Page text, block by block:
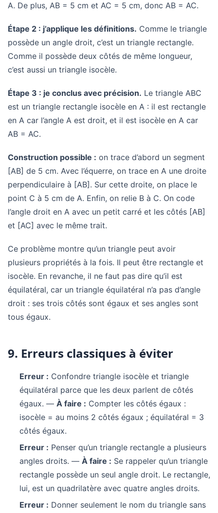
A. De plus, AB = 5 cm et AC = 5 cm, donc AB = AC.
Étape 2 : j’applique les définitions. Comme le triangle
possède un angle droit, c’est un triangle rectangle.
Comme il possède deux côtés de même longueur,
c’est aussi un triangle isocèle.
Étape 3 : je conclus avec précision. Le triangle ABC
est un triangle rectangle isocèle en A : il est rectangle
en A car l’angle A est droit, et il est isocèle en A car
AB = AC.
Construction possible : on trace d’abord un segment
[AB] de 5 cm. Avec l’équerre, on trace en A une droite
perpendiculaire à [AB]. Sur cette droite, on place le
point C à 5 cm de A. Enfin, on relie B à C. On code
l’angle droit en A avec un petit carré et les côtés [AB]
et [AC] avec le même trait.
Ce problème montre qu’un triangle peut avoir
plusieurs propriétés à la fois. Il peut être rectangle et
isocèle. En revanche, il ne faut pas dire qu’il est
équilatéral, car un triangle équilatéral n’a pas d’angle
droit : ses trois côtés sont égaux et ses angles sont
tous égaux.
9. Erreurs classiques à éviter
Erreur : Confondre triangle isocèle et triangle
équilatéral parce que les deux parlent de côtés
égaux. — À faire : Compter les côtés égaux :
isocèle = au moins 2 côtés égaux ; équilatéral = 3
côtés égaux.
Erreur : Penser qu’un triangle rectangle a plusieurs
angles droits. — À faire : Se rappeler qu’un triangle
rectangle possède un seul angle droit. Le rectangle,
lui, est un quadrilatère avec quatre angles droits.
Erreur : Donner seulement le nom du triangle sans